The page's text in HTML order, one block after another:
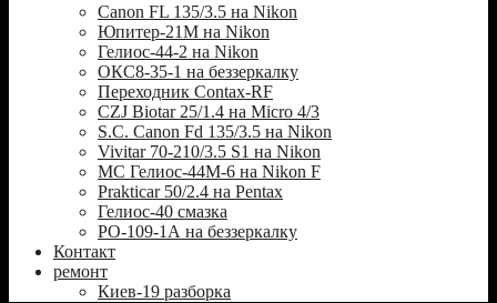
Canon FL 135/3.5 на Nikon
Юпитер-21М на Nikon
Гелиос-44-2 на Nikon
ОКС8-35-1 на беззеркалку
Переходник Contax-RF
CZJ Biotar 25/1.4 на Micro 4/3
S.C. Canon Fd 135/3.5 на Nikon
Vivitar 70-210/3.5 S1 на Nikon
МС Гелиос-44М-6 на Nikon F
Prakticar 50/2.4 на Pentax
Гелиос-40 смазка
РО-109-1А на беззеркалку
Контакт
ремонт
Киев-19 разборка